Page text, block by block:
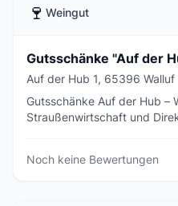
🍷 Weingut
Gutsschänke "Auf der
Auf der Hub 1, 65396 Walluf
Gutsschänke Auf der Hub –
Straußenwirtschaft und
Noch keine Bewertungen